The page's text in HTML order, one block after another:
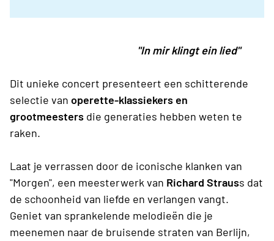
"In mir klingt ein lied"
Dit unieke concert presenteert een schitterende
selectie van operette-klassiekers en
grootmeesters die generaties hebben weten te
raken.
Laat je verrassen door de iconische klanken van
"Morgen", een meesterwerk van Richard Strauss dat
de schoonheid van liefde en verlangen vangt.
Geniet van sprankelende melodieën die je
meenemen naar de bruisende straten van Berlijn,